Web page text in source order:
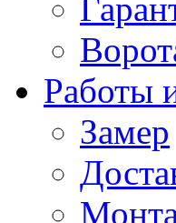
Работы
Замер